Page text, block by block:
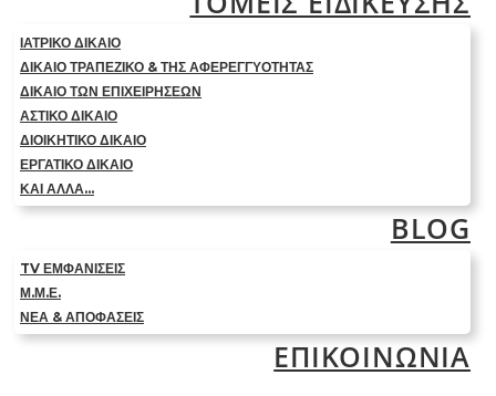
ΙΑΤΡΙΚΟ ΔΙΚΑΙΟ
ΔΙΚΑΙΟ ΤΡΑΠΕΖΙΚΟ & ΤΗΣ ΑΦΕΡΕΓΓΥΟΤΗΤΑΣ
ΔΙΚΑΙΟ ΤΩΝ ΕΠΙΧΕΙΡΗΣΕΩΝ
ΑΣΤΙΚΟ ΔΙΚΑΙΟ
ΔΙΟΙΚΗΤΙΚΟ ΔΙΚΑΙΟ
ΕΡΓΑΤΙΚΟ ΔΙΚΑΙΟ
ΚΑΙ ΑΛΛΑ…
BLOG
TV ΕΜΦΑΝΙΣΕΙΣ
Μ.Μ.Ε.
ΝΕΑ & ΑΠΟΦΑΣΕΙΣ
ΕΠΙΚΟΙΝΩΝΙΑ